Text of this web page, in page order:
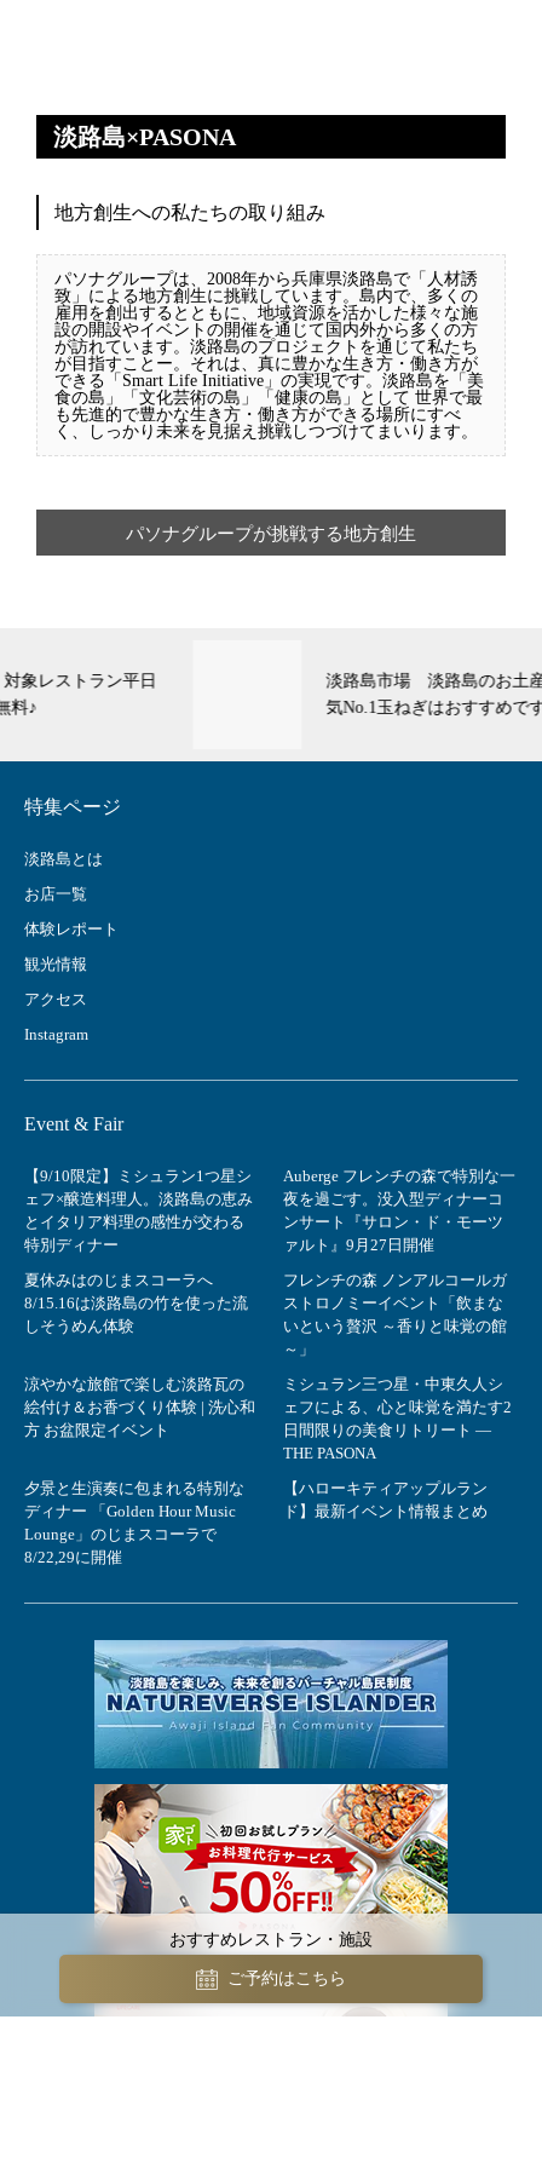
淡路島×PASONA
地方創生への私たちの取り組み
パソナグループは、2008年から兵庫県淡路島で「人材誘
致」による地方創生に挑戦しています。島内で、多くの
雇用を創出するとともに、地域資源を活かした様々な施
設の開設やイベントの開催を通じて国内外から多くの方
が訪れています。淡路島のプロジェクトを通じて私たち
が目指すことー。それは、真に豊かな生き方・働き方が
できる「Smart Life Initiative」の実現です。淡路島を「美
食の島」「文化芸術の島」「健康の島」として 世界で最
も先進的で豊かな生き方・働き方ができる場所にすべ
く、しっかり未来を見据え挑戦しつづけてまいります。
パソナグループが挑戦する地方創生
淡路島市場 淡路島のお土産をオンラインで！人
気No.1玉ねぎはおすすめです♪
特集ページ
淡路島とは
お店一覧
体験レポート
観光情報
アクセス
Instagram
Event & Fair
【9/10限定】ミシュラン1つ星シ
ェフ×醸造料理人。淡路島の恵み
とイタリア料理の感性が交わる
特別ディナー
Auberge フレンチの森で特別な一
夜を過ごす。没入型ディナーコ
ンサート『サロン・ド・モーツ
ァルト』9月27日開催
夏休みはのじまスコーラへ
8/15.16は淡路島の竹を使った流
しそうめん体験
フレンチの森 ノンアルコールガ
ストロノミーイベント「飲まな
いという贅沢 ～香りと味覚の館
～」
涼やかな旅館で楽しむ淡路瓦の
絵付け＆お香づくり体験 | 洗心和
方 お盆限定イベント
ミシュラン三つ星・中東久人シ
ェフによる、心と味覚を満たす2
日間限りの美食リトリート ―
THE PASONA
夕景と生演奏に包まれる特別な
ディナー 「Golden Hour Music
Lounge」のじまスコーラで
8/22,29に開催
【ハローキティアップルラン
ド】最新イベント情報まとめ
おすすめレストラン・施設
ご予約はこちら